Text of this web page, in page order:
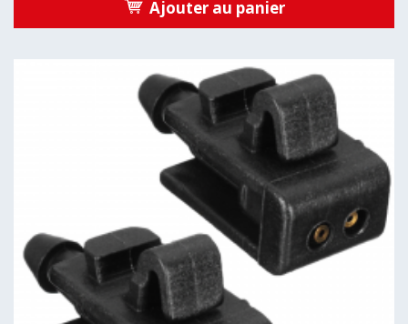
Ajouter au panier